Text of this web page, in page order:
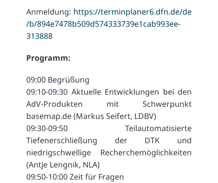
Anmeldung: https://terminplaner6.dfn.de/de
/b/894e7478b509d574333739e1cab993ee-
313888
Programm:
09:00 Begrüßung
09:10-09:30 Aktuelle Entwicklungen bei den
AdV-Produkten mit Schwerpunkt
basemap.de (Markus Seifert, LDBV)
09:30-09:50 Teilautomatisierte
Tiefenerschließung der DTK und
niedrigschwellige Recherchemöglichkeiten
(Antje Lengnik, NLA)
09:50-10:00 Zeit für Fragen